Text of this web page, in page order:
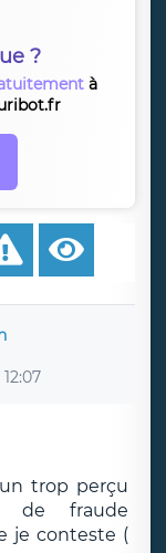
?
à
12:07
trop perçu
de fraude
je conteste (